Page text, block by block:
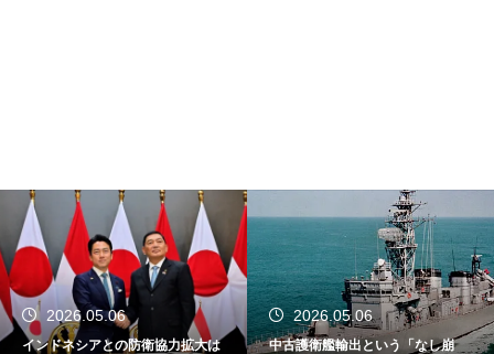
2026.05.06
インドネシアとの防衛協力拡大は
2026.05.06
中古護衛艦輸出という「なし崩